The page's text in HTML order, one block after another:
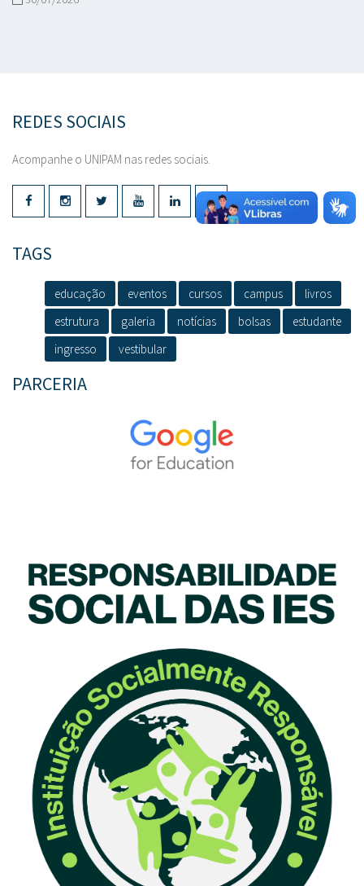
REDES SOCIAIS
Acompanhe o UNIPAM nas redes sociais.
TAGS
educação eventos cursos campus
livros
estrutura
galeria notícias bolsas
estudante
ingresso
vestibular
PARCERIA